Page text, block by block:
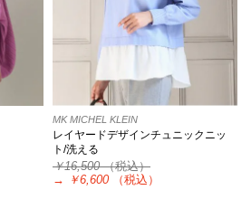
MK MICHEL KLEIN
レイヤードデザインチュニックニッ
ト/洗える
￥16,500（税込）
→
￥6,600 （税込）